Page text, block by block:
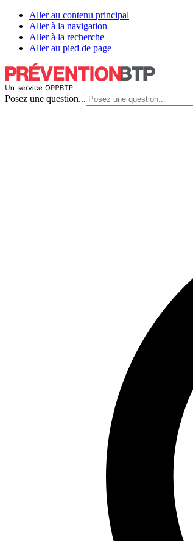
Aller au contenu principal
Aller à la navigation
Aller à la recherche
Aller au pied de page
Posez une question...